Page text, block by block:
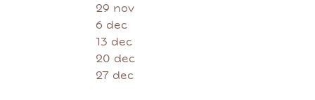
29 nov
6 dec
13 dec
20 dec
27 dec